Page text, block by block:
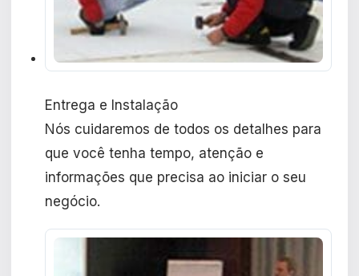
Entrega e Instalação
Nós cuidaremos de todos os detalhes para
que você tenha tempo, atenção e
informações que precisa ao iniciar o seu
negócio.